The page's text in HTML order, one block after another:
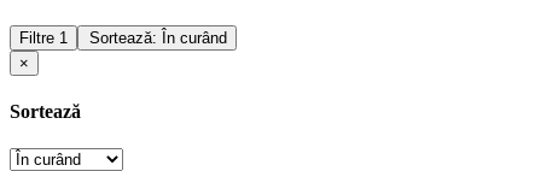
Filtre 1
Sortează: În curând
×
Sortează